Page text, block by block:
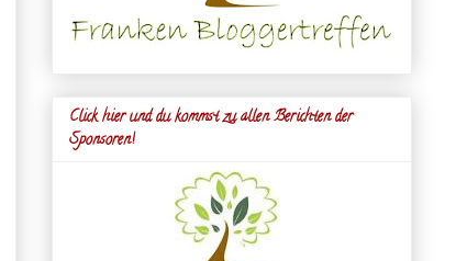
Click hier und du kommst zu allen Berichten der
Sponsoren!